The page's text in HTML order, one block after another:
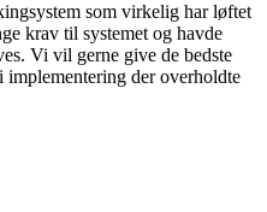
som virkelig har løftet
krav til systemet og havde
Vi vil gerne give de bedste
der overholdte